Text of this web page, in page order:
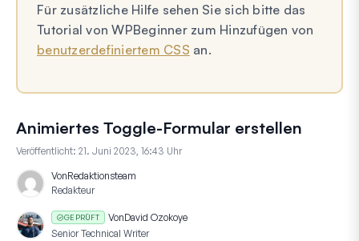
Für zusätzliche Hilfe sehen Sie sich bitte das
Tutorial von WPBeginner zum Hinzufügen von
benutzerdefiniertem CSS an.
Animiertes Toggle-Formular erstellen
Veröffentlicht: 21. Juni 2023, 16:43 Uhr
VonRedaktionsteam
Redakteur
GEPRÜFT VonDavid Ozokoye
Senior Technical Writer